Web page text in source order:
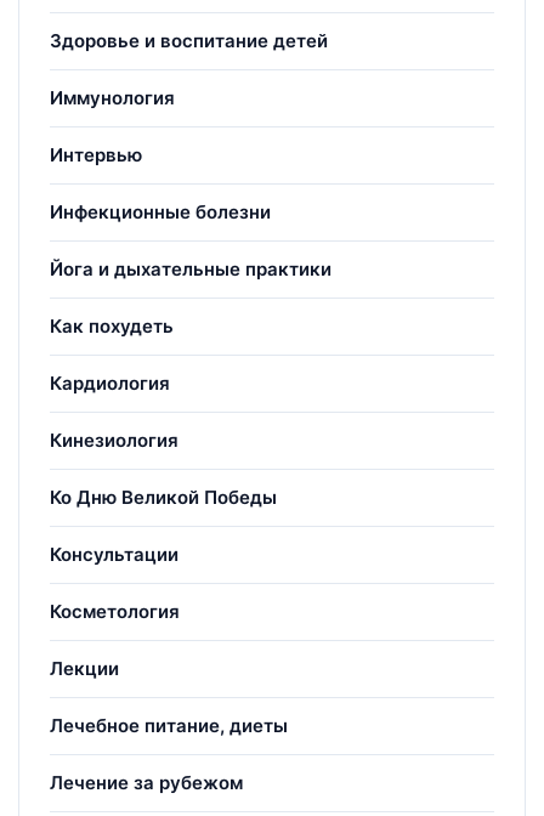
Здоровье и воспитание детей
Иммунология
Интервью
Инфекционные болезни
Йога и дыхательные практики
Как похудеть
Кардиология
Кинезиология
Ко Дню Великой Победы
Консультации
Косметология
Лекции
Лечебное питание, диеты
Лечение за рубежом